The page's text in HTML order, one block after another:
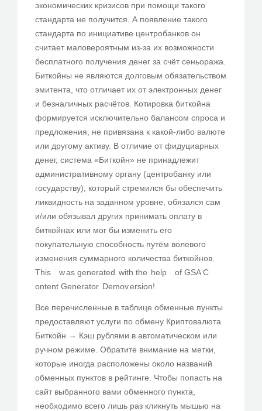
экономических кризисов при помощи такого
стандарта не получится. А появление такого
стандарта по инициативе центробанков он
считает маловероятным из-за их возможности
бесплатного получения денег за счёт сеньоража.
Биткойны не являются долговым обязательством
эмитента, что отличает их от электронных денег
и безналичных расчётов. Котировка биткойна
формируется исключительно балансом спроса и
предложения, не привязана к какой-либо валюте
или другому активу. В отличие от фидуциарных
денег, система «Биткойн» не принадлежит
административному органу (центробанку или
государству), который стремился бы обеспечить
ликвидность на заданном уровне, обязался сам
и/или обязывал других принимать оплату в
биткойнах или мог бы изменить его
покупательную способность путём волевого
изменения суммарного количества биткойнов.
This w as g​ener at​ed wi​th the help ​of GSA C
ontent Generator Dem ov er᠎sion!
Все перечисленные в таблице обменные пункты
предоставляют услуги по обмену Криптовалюта
Биткойн → Кэш рублями в автоматическом или
ручном режиме. Обратите внимание на метки,
которые иногда расположены около названий
обменных пунктов в рейтинге. Чтобы попасть на
сайт выбранного вами обменного пункта,
необходимо всего лишь раз кликнуть мышью на